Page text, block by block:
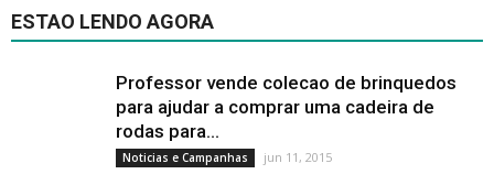
ESTAO LENDO AGORA
Professor vende colecao de brinquedos
para ajudar a comprar uma cadeira de
rodas para...
Noticias e Campanhas jun 11, 2015